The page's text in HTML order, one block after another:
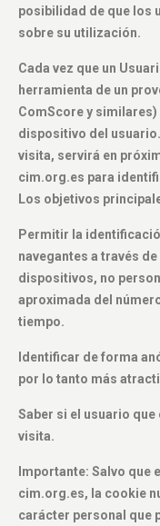
posibilidad de que los
sobre su utilización.
Cada vez que un
herramienta de un
ComScore y similares)
dispositivo del
visita, servirá en
cim.org.es para
Los objetivos
Permitir la
navegantes a través
dispositivos, no
aproximada del
tiempo.
Identificar de forma
por lo tanto más
Saber si el usuario
visita.
Importante: Salvo que
cim.org.es, la cookie
carácter personal que